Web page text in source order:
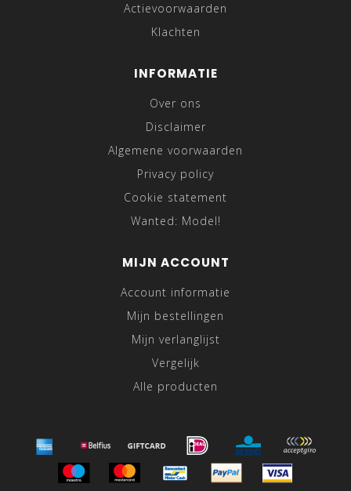
Actievoorwaarden
Klachten
INFORMATIE
Over ons
Disclaimer
Algemene voorwaarden
Privacy policy
Cookie statement
Wanted: Model!
MIJN ACCOUNT
Account informatie
Mijn bestellingen
Mijn verlanglijst
Vergelijk
Alle producten